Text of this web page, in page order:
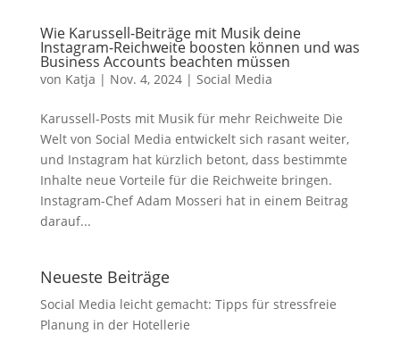
Wie Karussell-Beiträge mit Musik deine
Instagram-Reichweite boosten können und was
Business Accounts beachten müssen
von Katja | Nov. 4, 2024| Social Media
Karussell-Posts mit Musik für mehr Reichweite Die
Welt von Social Media entwickelt sich rasant weiter,
und Instagram hat kürzlich betont, dass bestimmte
Inhalte neue Vorteile für die Reichweite bringen.
Instagram-Chef Adam Mosseri hat in einem Beitrag
darauf...
Neueste Beiträge
Social Media leicht gemacht: Tipps für stressfreie
Planung in der Hotellerie